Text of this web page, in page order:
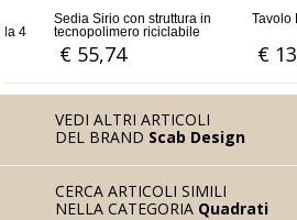
struttura in
riciclabile
fibra di vetro
Tavolo Eco fisso quadrato
VEDI ALTRI ARTICOLI
DEL BRAND Scab Design
CERCA ARTICOLI SIMILI
NELLA CATEGORIA Quadrati